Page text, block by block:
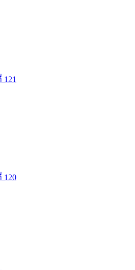
121
120